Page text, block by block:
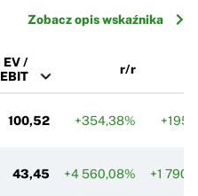
Zobacz opis wskaźnika
EV /
EBIT
r/r
100,52 +354,38%
43,45 +4 560,08% +1